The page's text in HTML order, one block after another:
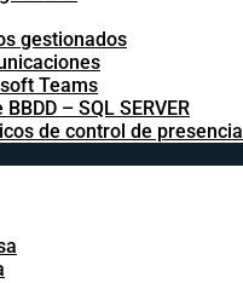
gestionados
Teams
– SQL SERVER
de control de presencia